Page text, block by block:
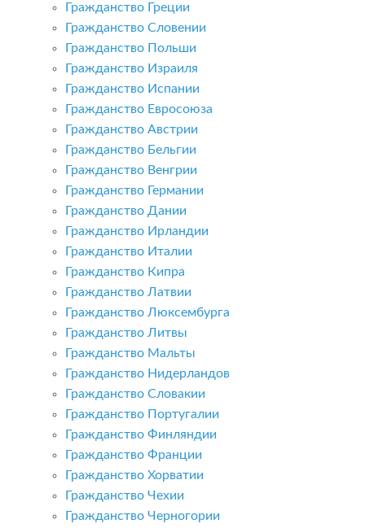
Гражданство Греции
Гражданство Словении
Гражданство Польши
Гражданство Израиля
Гражданство Испании
Гражданство Евросоюза
Гражданство Австрии
Гражданство Бельгии
Гражданство Венгрии
Гражданство Германии
Гражданство Дании
Гражданство Ирландии
Гражданство Италии
Гражданство Кипра
Гражданство Латвии
Гражданство Люксембурга
Гражданство Литвы
Гражданство Мальты
Гражданство Нидерландов
Гражданство Словакии
Гражданство Португалии
Гражданство Финляндии
Гражданство Франции
Гражданство Хорватии
Гражданство Чехии
Гражданство Черногории